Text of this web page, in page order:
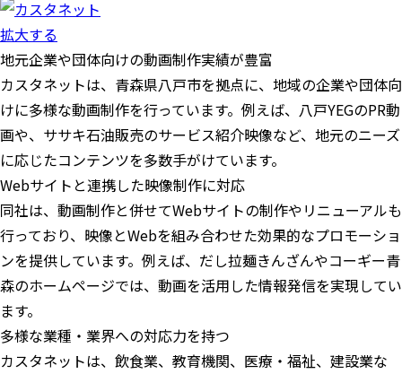
拡大する
地元企業や団体向けの動画制作実績が豊富
カスタネットは、青森県八戸市を拠点に、地域の企業や団体向
けに多様な動画制作を行っています。例えば、八戸YEGのPR動
画や、ササキ石油販売のサービス紹介映像など、地元のニーズ
に応じたコンテンツを多数手がけています。
Webサイトと連携した映像制作に対応
同社は、動画制作と併せてWebサイトの制作やリニューアルも
行っており、映像とWebを組み合わせた効果的なプロモーショ
ンを提供しています。例えば、だし拉麺きんざんやコーギー青
森のホームページでは、動画を活用した情報発信を実現してい
ます。
多様な業種・業界への対応力を持つ
カスタネットは、飲食業、教育機関、医療・福祉、建設業な